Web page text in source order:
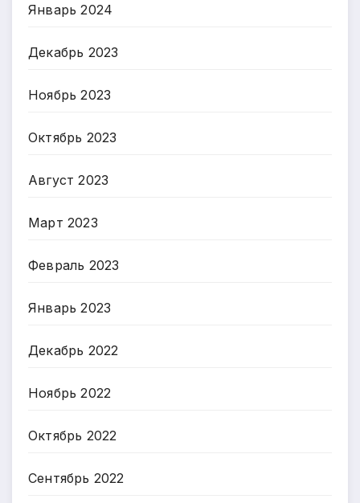
Январь 2024
Декабрь 2023
Ноябрь 2023
Октябрь 2023
Август 2023
Март 2023
Февраль 2023
Январь 2023
Декабрь 2022
Ноябрь 2022
Октябрь 2022
Сентябрь 2022